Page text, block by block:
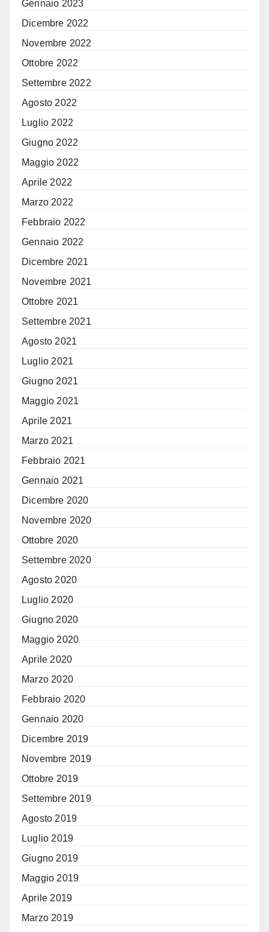
Gennaio 2023
Dicembre 2022
Novembre 2022
Ottobre 2022
Settembre 2022
Agosto 2022
Luglio 2022
Giugno 2022
Maggio 2022
Aprile 2022
Marzo 2022
Febbraio 2022
Gennaio 2022
Dicembre 2021
Novembre 2021
Ottobre 2021
Settembre 2021
Agosto 2021
Luglio 2021
Giugno 2021
Maggio 2021
Aprile 2021
Marzo 2021
Febbraio 2021
Gennaio 2021
Dicembre 2020
Novembre 2020
Ottobre 2020
Settembre 2020
Agosto 2020
Luglio 2020
Giugno 2020
Maggio 2020
Aprile 2020
Marzo 2020
Febbraio 2020
Gennaio 2020
Dicembre 2019
Novembre 2019
Ottobre 2019
Settembre 2019
Agosto 2019
Luglio 2019
Giugno 2019
Maggio 2019
Aprile 2019
Marzo 2019